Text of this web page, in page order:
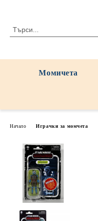
Момичета
Начало Играчки за момчета